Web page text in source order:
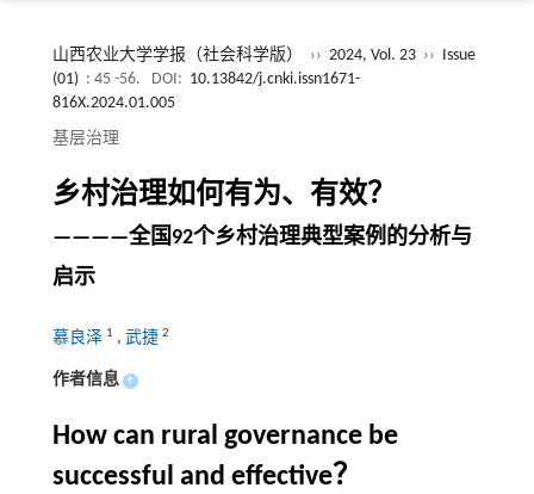
山西农业大学学报（社会科学版） ›› 2024, Vol. 23 ›› Issue
(01) : 45 -56. DOI: 10.13842/j.cnki.issn1671-
816X.2024.01.005
基层治理
乡村治理如何有为、有效？
————全国92个乡村治理典型案例的分析与
启示
慕良泽 1 , 武捷 2
作者信息 +
How can rural governance be
successful and effective？